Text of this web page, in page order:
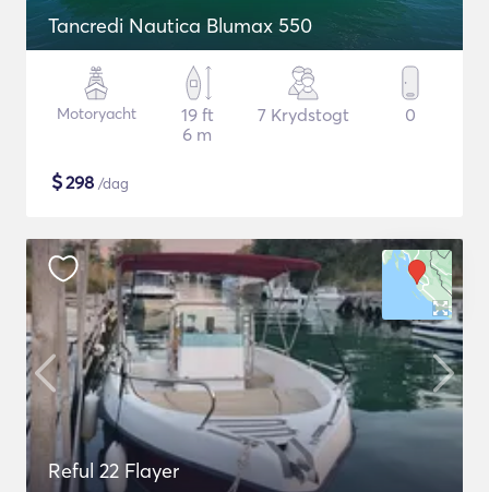
Tancredi Nautica Blumax 550
Motoryacht
19 ft
6 m
7 Krydstogt 0
$298 /dag
Reful 22 Flayer